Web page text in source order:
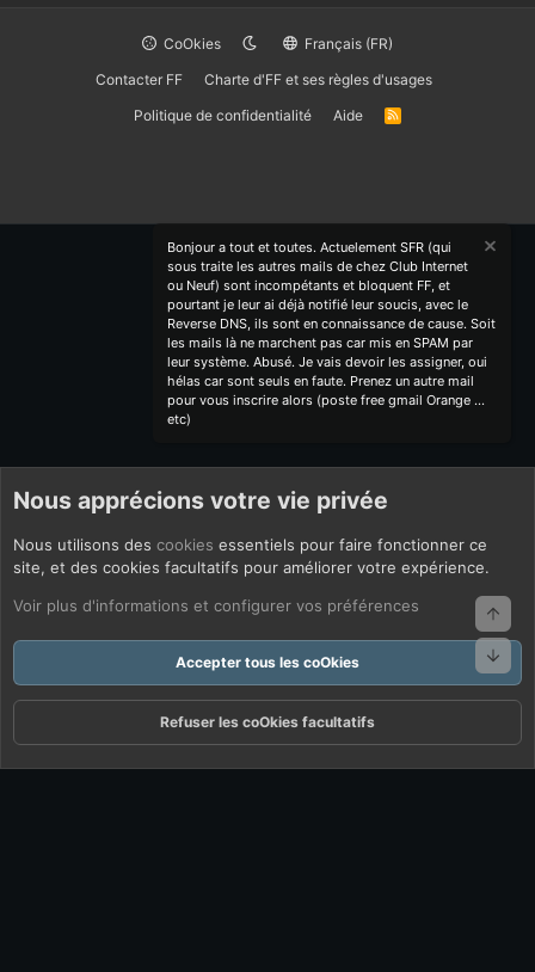
CoOkies
Français (FR)
Contacter FF
Charte d'FF et ses règles d'usages
Politique de confidentialité
Aide
R
Bonjour a tout et toutes. Actuelement SFR (qui
sous traite les autres mails de chez Club Internet
ou Neuf) sont incompétants et bloquent FF, et
pourtant je leur ai déjà notifié leur soucis, avec le
Reverse DNS, ils sont en connaissance de cause. Soit
les mails là ne marchent pas car mis en SPAM par
leur système. Abusé. Je vais devoir les assigner, oui
hélas car sont seuls en faute. Prenez un autre mail
pour vous inscrire alors (poste free gmail Orange ...
etc)
Nous apprécions votre vie privée
Nous utilisons des cookies essentiels pour faire fonctionner ce
site, et des cookies facultatifs pour améliorer votre expérience.
Voir plus d'informations et configurer vos préférences
Accepter tous les coOkies
Refuser les coOkies facultatifs